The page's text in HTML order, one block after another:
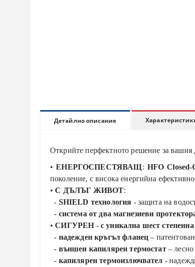
Детайлно описание
Открийте перфектното решение за вашия
•ЕНЕРГОСПЕСТЯВАЩ: HFO Closed-
поколение, с висока енергийна
•С ДЪЛЪГ ЖИВОТ:
- SHIELD технология - защита на
- система от два магнезиеви
•СИГУРЕН - с уникална шест
- надежден кръгъл фланец –
- външен капилярен термостат– лесно
- капилярен термоизлючвател -